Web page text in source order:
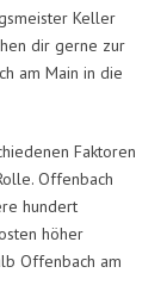
Keller
dir gerne zur
am Main in die
Faktoren
Offenbach
hundert
höher
Offenbach am